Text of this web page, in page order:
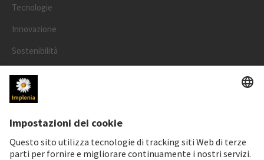
Tecnologie
Innovazione
Sostenibilità
Progetti
Persone
Informazioni legali